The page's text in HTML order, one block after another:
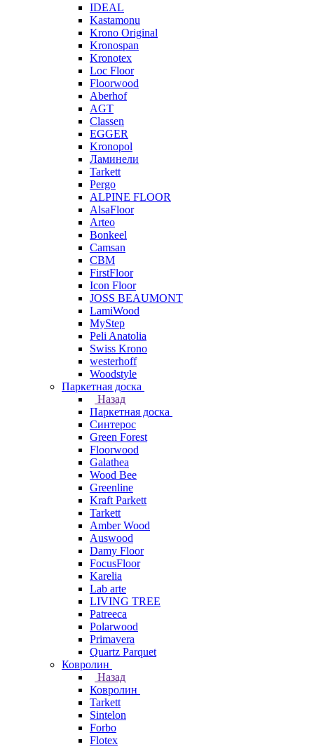
IDEAL
Kastamonu
Krono Original
Kronospan
Kronotex
Loc Floor
Floorwood
Aberhof
AGT
Classen
EGGER
Kronopol
Ламинели
Tarkett
Pergo
ALPINE FLOOR
AlsaFloor
Arteo
Bonkeel
Camsan
CBM
FirstFloor
Icon Floor
JOSS BEAUMONT
LamiWood
MyStep
Peli Anatolia
Swiss Krono
westerhoff
Woodstyle
Паркетная доска
Назад
Паркетная доска
Синтерос
Green Forest
Floorwood
Galathea
Wood Bee
Greenline
Kraft Parkett
Tarkett
Amber Wood
Auswood
Damy Floor
FocusFloor
Karelia
Lab arte
LIVING TREE
Patreeca
Polarwood
Primavera
Quartz Parquet
Ковролин
Назад
Ковролин
Tarkett
Sintelon
Forbo
Flotex